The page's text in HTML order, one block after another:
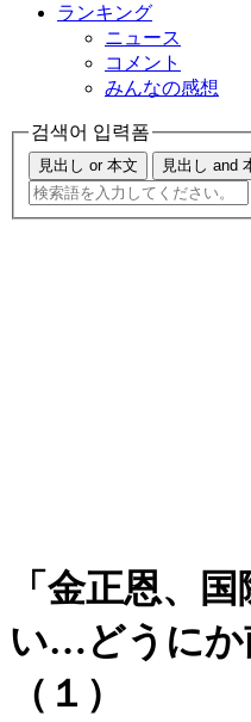
ランキング
ニュース
コメント
みんなの感想
검색어 입력폼
見出し or 本文 見出し and
「金正恩、
い…どうにか
（１）